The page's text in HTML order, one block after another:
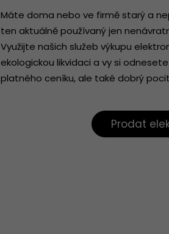
Máte doma nebo ve firmě starý a
ten aktuálně používaný jen
Využijte našich služeb výkupu
ekologickou likvidaci a vy si
platného ceníku, ale také dobrý
Prodat